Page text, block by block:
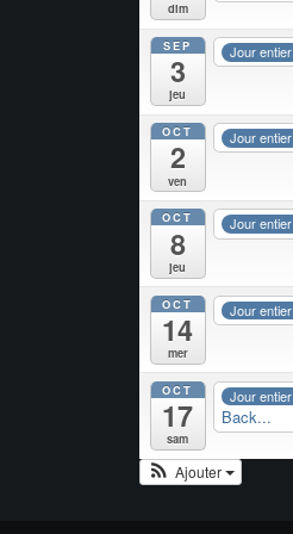
dim
SEP
3
jeu
Jour entier
OCT
2
ven
Jour entier
OCT
8
jeu
Jour entier
OCT
14
mer
Jour entier
OCT
17
sam
Jour entier
Back...
Ajouter